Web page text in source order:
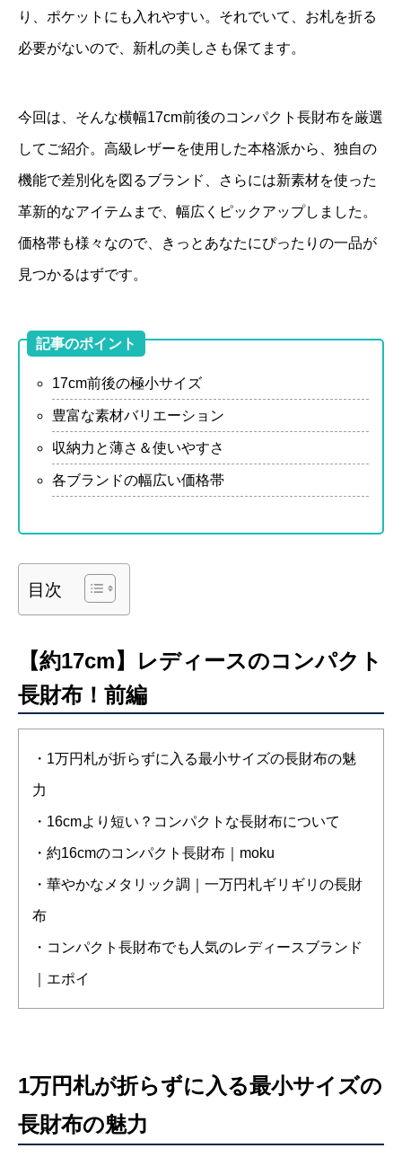
り、ポケットにも入れやすい。それでいて、お札を折る
必要がないので、新札の美しさも保てます。
今回は、そんな横幅17cm前後のコンパクト長財布を厳選
してご紹介。高級レザーを使用した本格派から、独自の
機能で差別化を図るブランド、さらには新素材を使った
革新的なアイテムまで、幅広くピックアップしました。
価格帯も様々なので、きっとあなたにぴったりの一品が
見つかるはずです。
記事のポイント
17cm前後の極小サイズ
豊富な素材バリエーション
収納力と薄さ＆使いやすさ
各ブランドの幅広い価格帯
目次
【約17cm】レディースのコンパクト
長財布！前編
・1万円札が折らずに入る最小サイズの長財布の魅
力
・16cmより短い？コンパクトな長財布について
・約16cmのコンパクト長財布｜moku
・華やかなメタリック調｜一万円札ギリギリの長財
布
・コンパクト長財布でも人気のレディースブランド
｜エポイ
1万円札が折らずに入る最小サイズの
長財布の魅力